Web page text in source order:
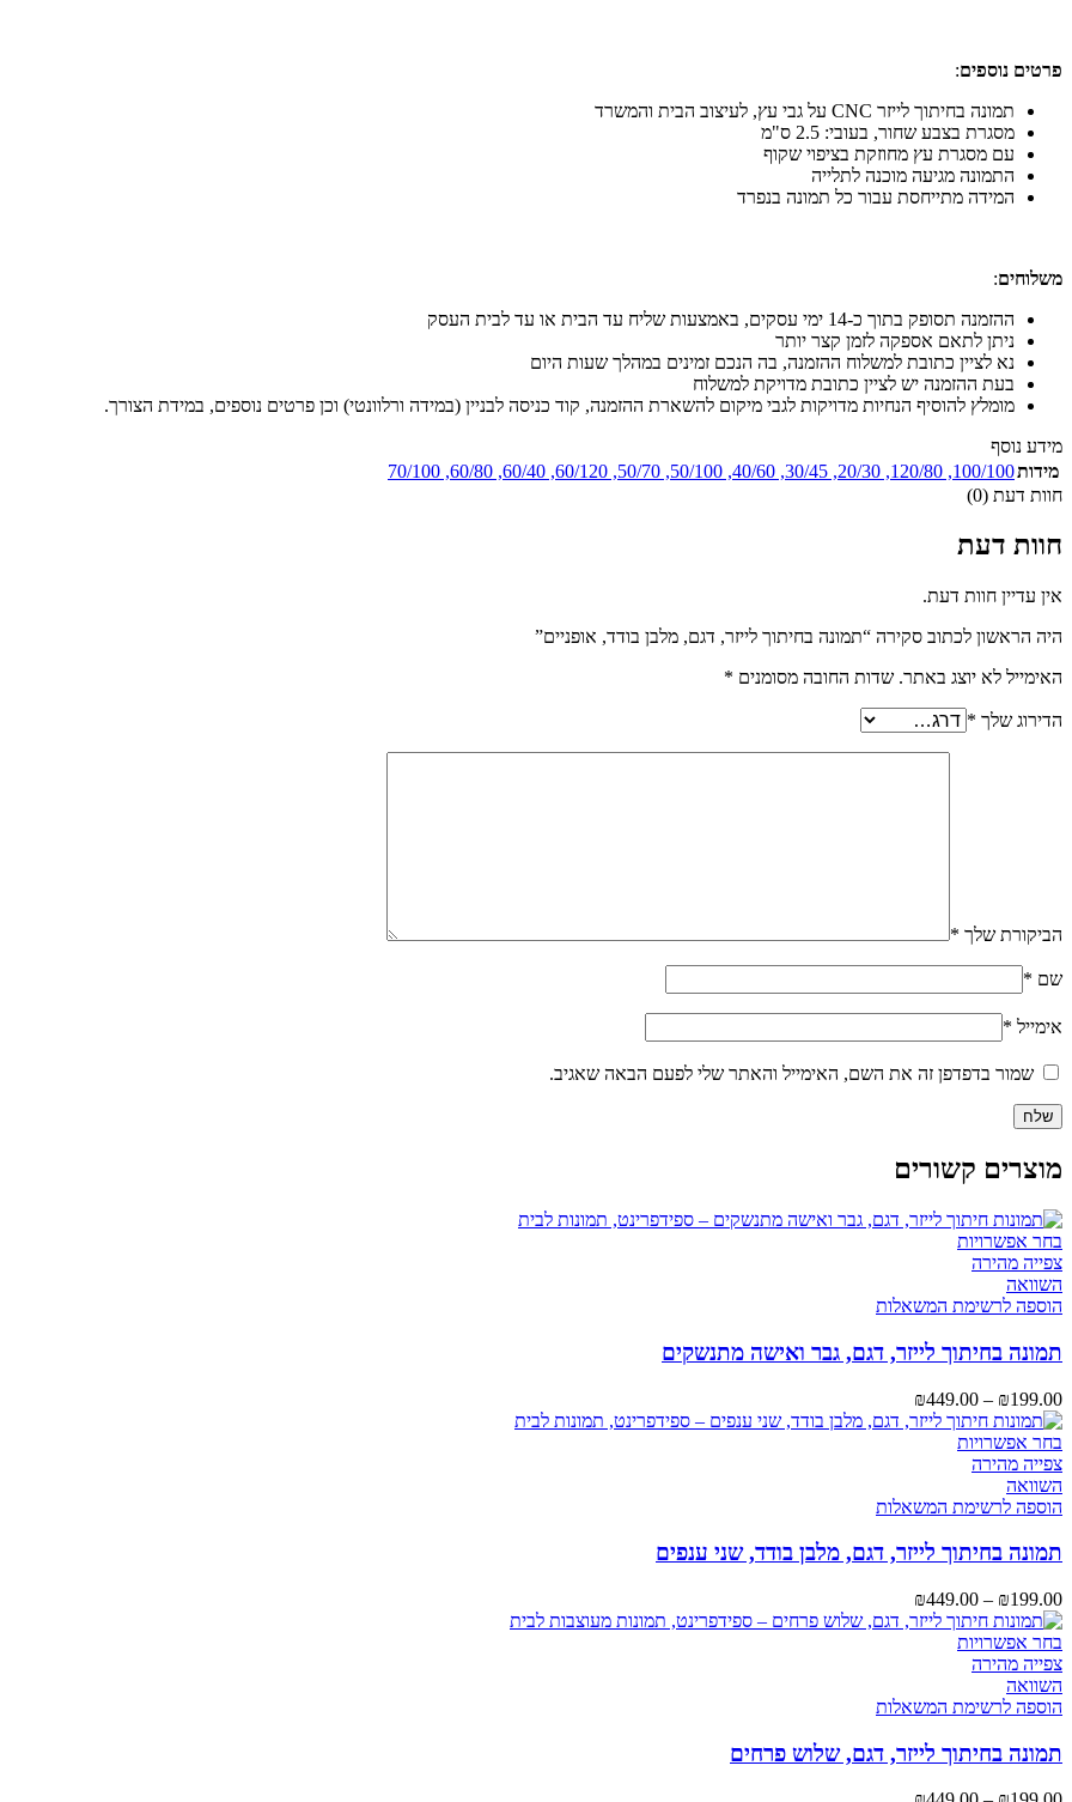
פרטים נוספים:
תמונה בחיתוך לייזר CNC על גבי עץ, לעיצוב הבית והמשרד
מסגרת בצבע שחור, בעובי: 2.5 ס"מ
עם מסגרת עץ מחוזקת בציפוי שקוף
התמונה מגיעה מוכנה לתלייה
המידה מתייחסת עבור כל תמונה בנפרד
משלוחים:
ההזמנה תסופק בתוך כ-14 ימי עסקים, באמצעות שליח עד הבית או עד לבית העסק
ניתן לתאם אספקה לזמן קצר יותר
נא לציין כתובת למשלוח ההזמנה, בה הנכם זמינים במהלך שעות היום
בעת ההזמנה יש לציין כתובת מדויקת למשלוח
מומלץ להוסיף הנחיות מדויקות לגבי מיקום להשארת ההזמנה, קוד כניסה לבניין (במידה ורלוונטי) וכן פרטים נוספים, במידת הצורך.
מידע נוסף
מידות100/100
,
120/80
,
20/30
,
30/45
,
40/60
,
50/100
,
50/70
,
60/120
,
60/40
,
60/80
,
70/100
חוות דעת (0)
חוות דעת
אין עדיין חוות דעת.
היה הראשון לכתוב סקירה “תמונה בחיתוך לייזר, דגם, מלבן בודד, אופניים”
האימייל לא יוצג באתר. שדות החובה מסומנים *
הדירוג שלך *
הביקורת שלך *
שם *
אימייל *
שמור בדפדפן זה את השם, האימייל והאתר שלי לפעם הבאה שאגיב.
מוצרים קשורים
בחר אפשרויות
צפייה מהירה
השוואה
הוספה לרשימת המשאלות
תמונה בחיתוך לייזר, דגם, גבר ואישה מתנשקים
₪199.00
–
₪449.00
בחר אפשרויות
צפייה מהירה
השוואה
הוספה לרשימת המשאלות
תמונה בחיתוך לייזר, דגם, מלבן בודד, שני ענפים
₪199.00
–
₪449.00
בחר אפשרויות
צפייה מהירה
השוואה
הוספה לרשימת המשאלות
תמונה בחיתוך לייזר, דגם, שלוש פרחים